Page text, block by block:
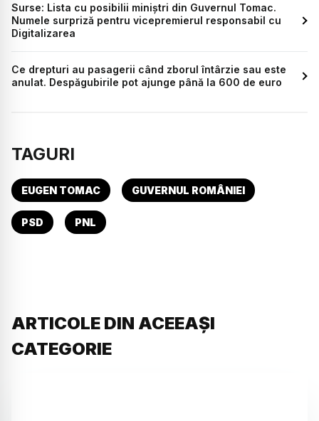
Surse: Lista cu posibilii miniștri din Guvernul Tomac.
Numele surpriză pentru vicepremierul responsabil cu
Digitalizarea
Ce drepturi au pasagerii când zborul întârzie sau este
anulat. Despăgubirile pot ajunge până la 600 de euro
TAGURI
EUGEN TOMAC GUVERNUL ROMÂNIEI
PSD PNL
ARTICOLE DIN ACEEAȘI
CATEGORIE